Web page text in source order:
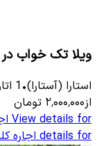
ویلا تک خواب در
استارا (آستارا)•
1
از۲٬۰۰۰٬۰۰۰ تومان
View details for
details for اجاره